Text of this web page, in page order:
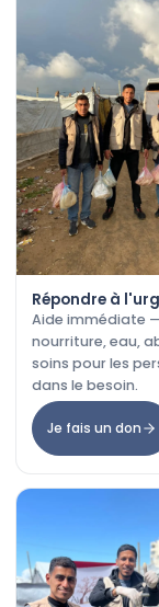
Répondre à
Aide immédiate —
nourriture, eau,
soins pour les
dans le besoin.
Je fais un don